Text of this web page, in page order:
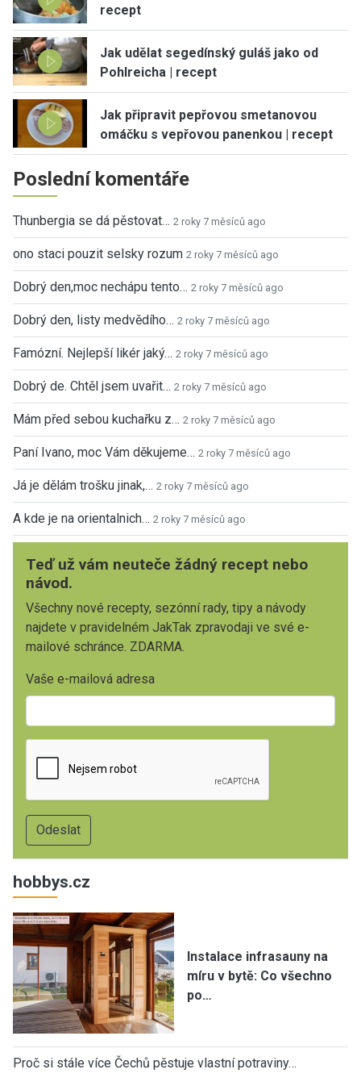
recept
Jak udělat segedínský guláš jako od
Pohlreicha | recept
Jak připravit pepřovou smetanovou
omáčku s vepřovou panenkou | recept
Poslední komentáře
Thunbergia se dá pěstovat… 2 roky 7 měsíců ago
ono staci pouzit selsky rozum 2 roky 7 měsíců ago
Dobrý den,moc nechápu tento… 2 roky 7 měsíců ago
Dobrý den, listy medvědího… 2 roky 7 měsíců ago
Famózní. Nejlepší likér jaký… 2 roky 7 měsíců ago
Dobrý de. Chtěl jsem uvařit… 2 roky 7 měsíců ago
Mám před sebou kuchařku z… 2 roky 7 měsíců ago
Paní Ivano, moc Vám děkujeme… 2 roky 7 měsíců ago
Já je dělám trošku jinak,… 2 roky 7 měsíců ago
A kde je na orientalnich… 2 roky 7 měsíců ago
Teď už vám neuteče žádný recept nebo
návod.
Všechny nové recepty, sezónní rady, tipy a návody
najdete v pravidelném JakTak zpravodaji ve své e-
mailové schránce. ZDARMA.
Vaše e-mailová adresa
hobbys.cz
Instalace infrasauny na
míru v bytě: Co všechno
po…
Proč si stále více Čechů pěstuje vlastní potraviny…